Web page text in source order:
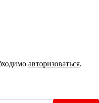
авторизоваться.